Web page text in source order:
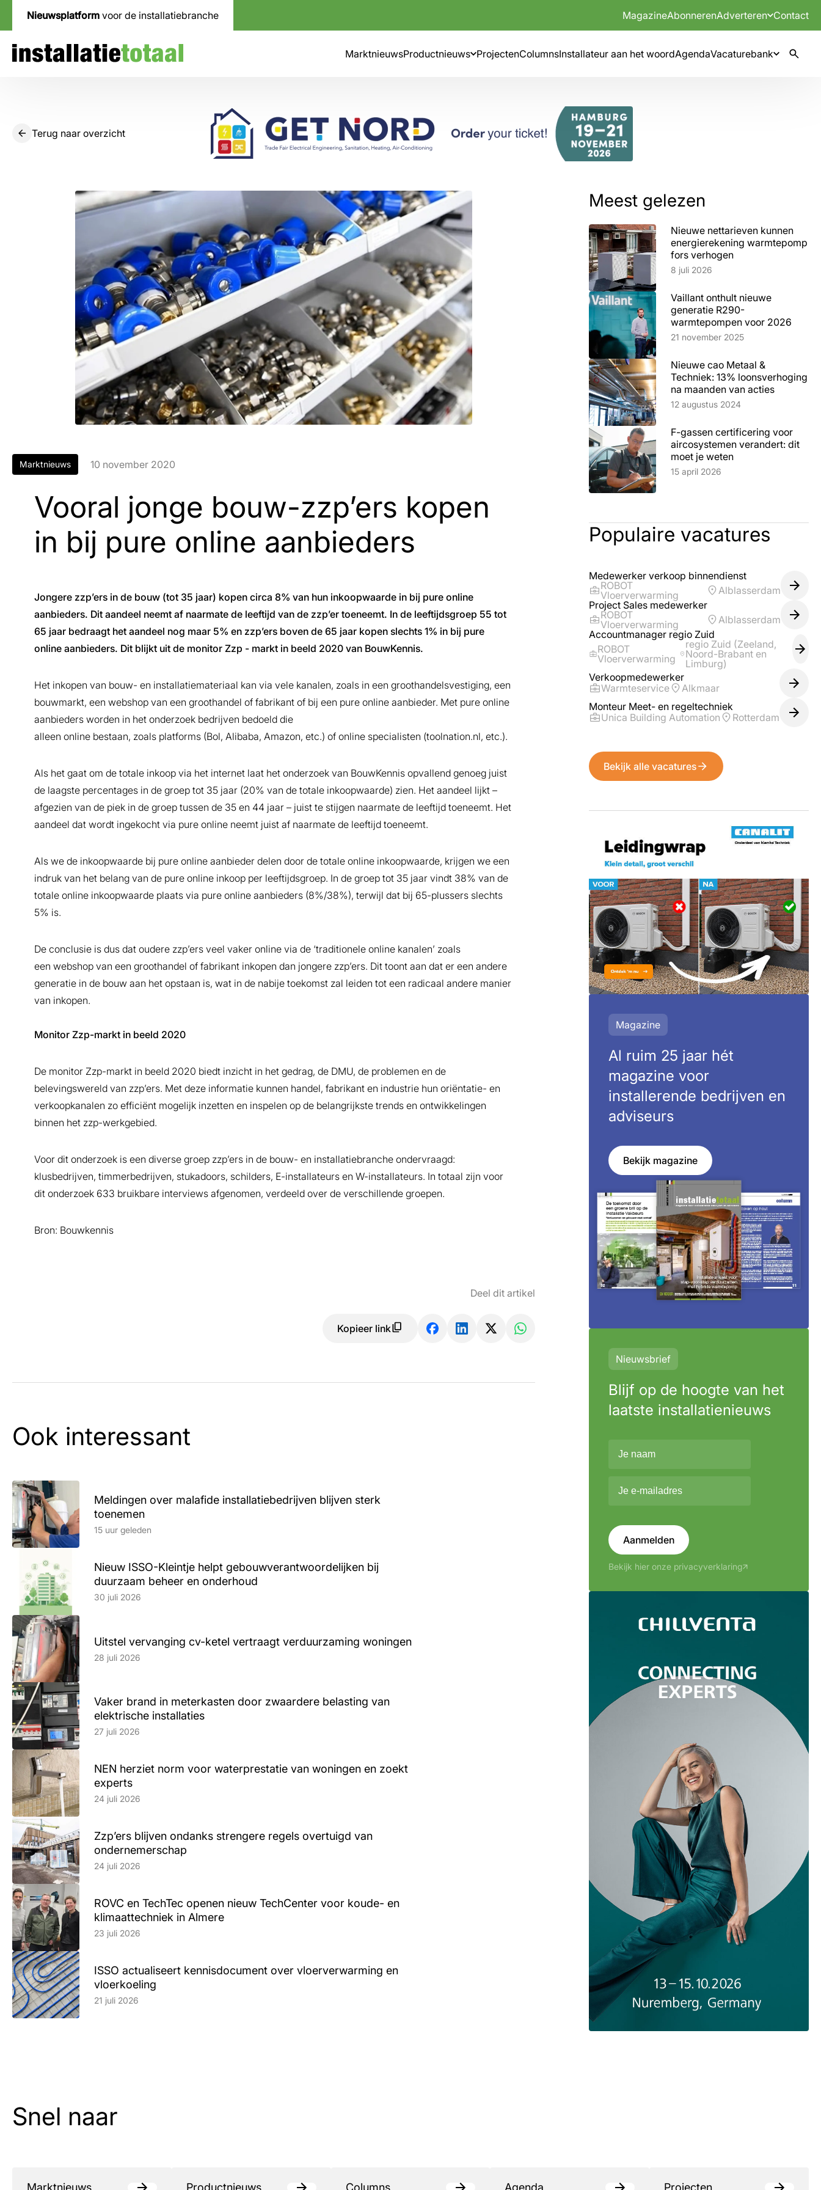
Nieuwsplatform voor de installatiebranche MagazineAbonnerenAdverteren Contact
MarktnieuwsProductnieuws ProjectenColumnsInstallateur aan het woordAgendaVacaturebank
Terug naar overzicht
Marktnieuws 10 november 2020
Vooral jonge bouw-zzp’ers kopen
in bij pure online aanbieders
Jongere zzp’ers in de bouw (tot 35 jaar) kopen circa 8% van hun inkoopwaarde in bij pure online
aanbieders. Dit aandeel neemt af naarmate de leeftijd van de zzp’er toeneemt. In de leeftijdsgroep 55 tot
65 jaar bedraagt het aandeel nog maar 5% en zzp’ers boven de 65 jaar kopen slechts 1% in bij pure
online aanbieders. Dit blijkt uit de monitor Zzp - markt in beeld 2020 van BouwKennis.
Het inkopen van bouw- en installatiemateriaal kan via vele kanalen, zoals in een groothandelsvestiging, een
bouwmarkt, een webshop van een groothandel of fabrikant of bij een pure online aanbieder. Met pure online
aanbieders worden in het onderzoek bedrijven bedoeld die
alleen online bestaan, zoals platforms (Bol, Alibaba, Amazon, etc.) of online specialisten (toolnation.nl, etc.).
Als het gaat om de totale inkoop via het internet laat het onderzoek van BouwKennis opvallend genoeg juist
de laagste percentages in de groep tot 35 jaar (20% van de totale inkoopwaarde) zien. Het aandeel lijkt –
afgezien van de piek in de groep tussen de 35 en 44 jaar – juist te stijgen naarmate de leeftijd toeneemt. Het
aandeel dat wordt ingekocht via pure online neemt juist af naarmate de leeftijd toeneemt.
Als we de inkoopwaarde bij pure online aanbieder delen door de totale online inkoopwaarde, krijgen we een
indruk van het belang van de pure online inkoop per leeftijdsgroep. In de groep tot 35 jaar vindt 38% van de
totale online inkoopwaarde plaats via pure online aanbieders (8%/38%), terwijl dat bij 65-plussers slechts
5% is.
De conclusie is dus dat oudere zzp’ers veel vaker online via de ‘traditionele online kanalen’ zoals
een webshop van een groothandel of fabrikant inkopen dan jongere zzp’ers. Dit toont aan dat er een andere
generatie in de bouw aan het opstaan is, wat in de nabije toekomst zal leiden tot een radicaal andere manier
van inkopen.
Monitor Zzp-markt in beeld 2020
De monitor Zzp-markt in beeld 2020 biedt inzicht in het gedrag, de DMU, de problemen en de
belevingswereld van zzp’ers. Met deze informatie kunnen handel, fabrikant en industrie hun oriëntatie- en
verkoopkanalen zo efficiënt mogelijk inzetten en inspelen op de belangrijkste trends en ontwikkelingen
binnen het zzp-werkgebied.
Voor dit onderzoek is een diverse groep zzp’ers in de bouw- en installatiebranche ondervraagd:
klusbedrijven, timmerbedrijven, stukadoors, schilders, E-installateurs en W-installateurs. In totaal zijn voor
dit onderzoek 633 bruikbare interviews afgenomen, verdeeld over de verschillende groepen.
Bron: Bouwkennis
Deel dit artikel
Kopieer link
Ook interessant
Meldingen over malafide installatiebedrijven blijven sterk
toenemen
Lees artikel
15 uur geleden
Nieuw ISSO-Kleintje helpt gebouwverantwoordelijken bij
duurzaam beheer en onderhoud
Lees artikel
30 juli 2026
Uitstel vervanging cv-ketel vertraagt verduurzaming woningen
Lees artikel
28 juli 2026
Vaker brand in meterkasten door zwaardere belasting van
elektrische installaties
Lees artikel
27 juli 2026
NEN herziet norm voor waterprestatie van woningen en zoekt
experts
Lees artikel
24 juli 2026
Zzp’ers blijven ondanks strengere regels overtuigd van
ondernemerschap
Lees artikel
24 juli 2026
ROVC en TechTec openen nieuw TechCenter voor koude- en
klimaattechniek in Almere
Lees artikel
23 juli 2026
ISSO actualiseert kennisdocument over vloerverwarming en
vloerkoeling
Lees artikel
21 juli 2026
Meest gelezen
Nieuwe nettarieven kunnen
energierekening warmtepomp
fors verhogen
Lees artikel
8 juli 2026
Vaillant onthult nieuwe
generatie R290-
warmtepompen voor 2026
Lees artikel
21 november 2025
Nieuwe cao Metaal &
Techniek: 13% loonsverhoging
na maanden van acties
Lees artikel
12 augustus 2024
F-gassen certificering voor
aircosystemen verandert: dit
moet je weten
Lees artikel
15 april 2026
Populaire vacatures
Medewerker verkoop binnendienst
ROBOT
Vloerverwarming
Alblasserdam
Project Sales medewerker
ROBOT
Vloerverwarming
Alblasserdam
Accountmanager regio Zuid
ROBOT
Vloerverwarming
regio Zuid (Zeeland,
Noord-Brabant en
Limburg)
Verkoopmedewerker
Warmteservice
Alkmaar
Monteur Meet- en regeltechniek
Unica Building Automation
Rotterdam
Bekijk alle vacatures
Magazine
Al ruim 25 jaar hét
magazine voor
installerende bedrijven en
adviseurs
Bekijk magazine
Nieuwsbrief
Blijf op de hoogte van het
laatste installatienieuws
Aanmelden
Bekijk hier onze privacyverklaring
Snel naar
Marktnieuws Productnieuws Columns Agenda Projecten